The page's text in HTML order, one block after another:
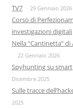
TV7
29 Gennaio 2026
Corso di
investigazioni digitali
Nella “Cantinetta”
22 Gennaio 2026
Spyhunting su
Dicembre 2025
Sulle tracce
2025